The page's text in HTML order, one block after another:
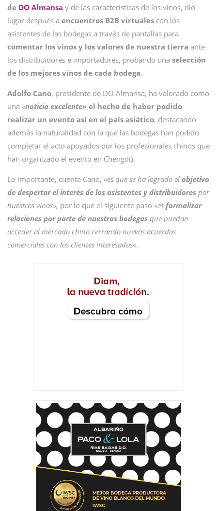
de DO Almansa y de las características de los vinos, dio
lugar después a encuentros B2B virtuales con los
asistentes de las bodegas a través de pantallas para
comentar los vinos y los valores de nuestra tierra ante
los distribuidores e importadores, probando una selección
de los mejores vinos de cada bodega.
Adolfo Cano, presidente de DO Almansa, ha valorado como
una «noticia excelente» el hecho de haber podido
realizar un evento así en el país asiático, destacando
además la naturalidad con la que las bodegas han podido
completar el acto apoyados por los profesionales chinos que
han organizado el evento en Chengdú.
Lo importante, cuenta Cano, «es que se ha logrado el objetivo
de despertar el interés de los asistentes y distribuidores por
nuestros vinos», por lo que el siguiente paso «es formalizar
relaciones por parte de nuestras bodegas que puedan
acceder al mercado chino cerrando nuevos acuerdos
comerciales con los clientes interesados«.